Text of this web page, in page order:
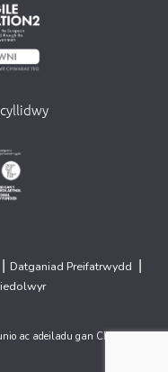
Datganiad Preifatrwydd
ac adeiladu gan CREO